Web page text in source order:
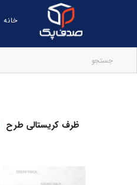
خانه
ظرف کریستالی طرح